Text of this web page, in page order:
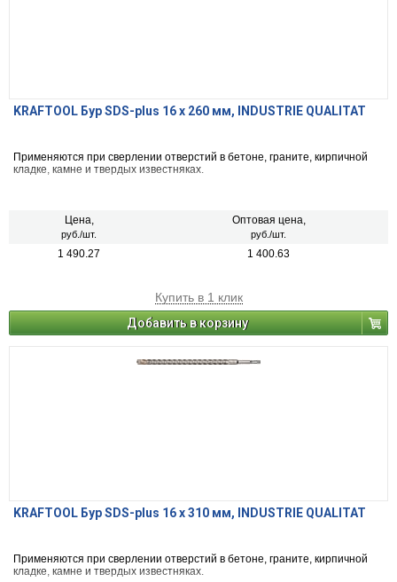
KRAFTOOL Бур SDS-plus 16 x 260 мм, INDUSTRIE QUALITAT
Применяются при сверлении отверстий в бетоне, граните, кирпичной
кладке, камне и твердых известняках.
Цена,
руб./шт.
Оптовая цена,
руб./шт.
1 490.27 1 400.63
Купить в 1 клик
Добавить в корзину
KRAFTOOL Бур SDS-plus 16 x 310 мм, INDUSTRIE QUALITAT
Применяются при сверлении отверстий в бетоне, граните, кирпичной
кладке, камне и твердых известняках.